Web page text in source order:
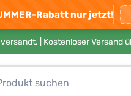
Rabatt nur jetzt!
| Kostenloser Versand